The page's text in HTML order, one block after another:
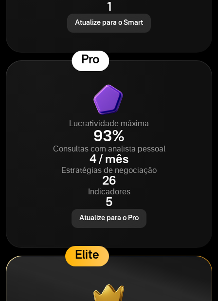
1
Atualize para o Smart
Pro
Lucratividade máxima
93%
Consultas com analista pessoal
4 / mês
Estratégias de negociação
26
Indicadores
5
Atualize para o Pro
Elite